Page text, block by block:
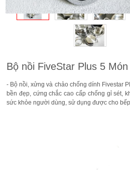
Bộ nồi FiveStar Plus 5
- Bộ nồi, xửng và chảo chống dính Fivestar
bền đẹp, cứng chắc cao cấp chống gỉ sét,
sức khỏe người dùng, sử dụng được cho